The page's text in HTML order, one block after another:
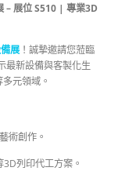
– 展位 S510 | 專業3D
展！誠摯邀請您蒞臨
最新設備與客製化生
元領域。
術創作。
列印代工方案。